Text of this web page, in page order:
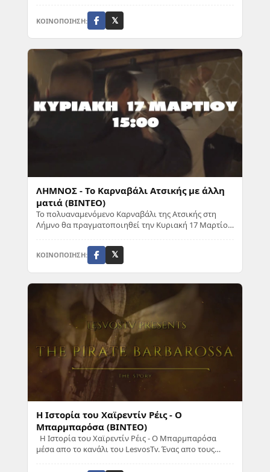
ΚΟΙΝΟΠΟΙΗΣΗ: 𝕏
ΛΗΜΝΟΣ - Το Καρναβάλι Ατσικής με άλλη
ματιά (BINTEO)
Το πολυαναμενόμενο Καρναβάλι της Ατσικής στη
Λήμνο θα πραγματοποιηθεί την Κυριακή 17 Μαρτίου
ΚΟΙΝΟΠΟΙΗΣΗ: 𝕏
Η Ιστορία του Χαϊρεντίν Ρέις - Ο
Μπαρμπαρόσα (ΒΙΝΤΕΟ)
Η Ιστορία του Χαϊρεντίν Ρέις - Ο Μπαρμπαρόσα
μέσα απο το κανάλι του LesvosTv. Ένας απο τους